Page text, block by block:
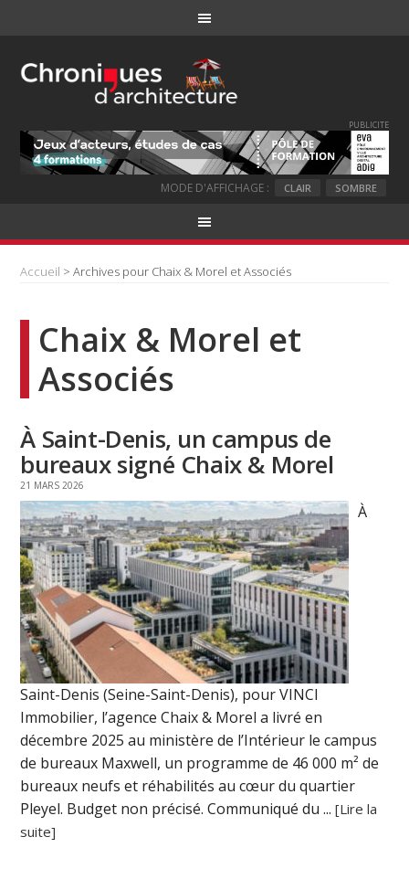
PUBLICITE
MODE D'AFFICHAGE : CLAIR SOMBRE
Accueil > Archives pour Chaix & Morel et Associés
Chaix & Morel et
Associés
À Saint-Denis, un campus de
bureaux signé Chaix & Morel
21 MARS 2026
À
Saint-Denis (Seine-Saint-Denis), pour VINCI
Immobilier, l’agence Chaix & Morel a livré en
décembre 2025 au ministère de l’Intérieur le campus
de bureaux Maxwell, un programme de 46 000 m² de
bureaux neufs et réhabilités au cœur du quartier
Pleyel. Budget non précisé. Communiqué du ...[Lire la
suite]